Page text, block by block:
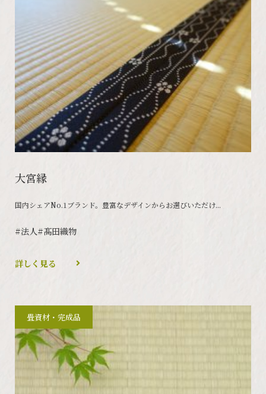
大宮縁
国内シェアNo.1ブランド。豊富なデザインからお選びいただけ...
#法人#髙田織物
詳しく見る
畳資材・完成品